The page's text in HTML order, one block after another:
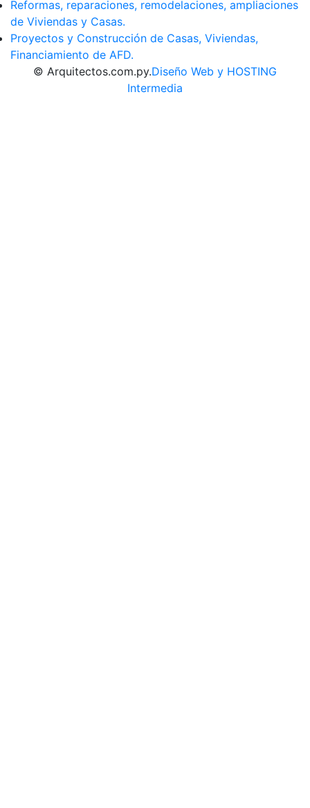
Reformas, reparaciones, remodelaciones, ampliaciones
de Viviendas y Casas.
Proyectos y Construcción de Casas, Viviendas,
Financiamiento de AFD.
© Arquitectos.com.py.Diseño Web y HOSTING
Intermedia